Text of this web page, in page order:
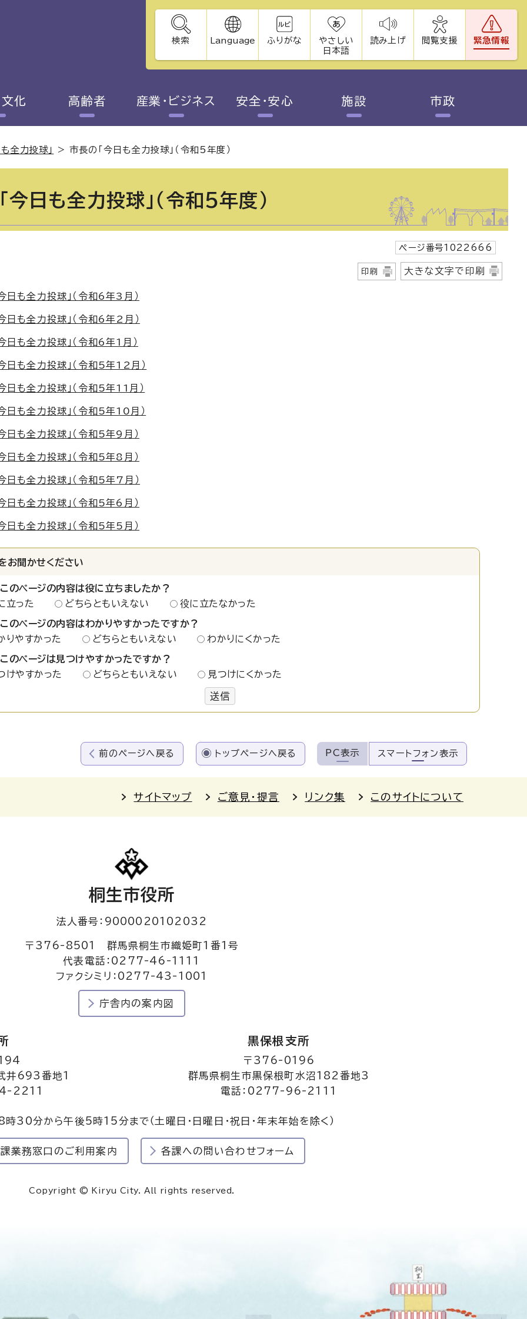
検索 Language ふりがな
やさしい
日本語
読み上げ 閲覧支援 緊急情報
文化 高齢者 産業・ビジネス 安全・安心 施設 市政
全力投球」 >市長の「今日も全力投球」（令和5年度）
今日も全力投球」（令和5年度）
ページ番号1022666
印刷 大きな文字で印刷
日も全力投球」（令和6年3月）
日も全力投球」（令和6年2月）
日も全力投球」（令和6年1月）
日も全力投球」（令和5年12月）
日も全力投球」（令和5年11月）
日も全力投球」（令和5年10月）
日も全力投球」（令和5年9月）
日も全力投球」（令和5年8月）
日も全力投球」（令和5年7月）
日も全力投球」（令和5年6月）
日も全力投球」（令和5年5月）
お聞かせください
このページの内容は役に立ちましたか？
立った
どちらともいえない 役に立たなかった
このページの内容はわかりやすかったですか？
りやすかった
どちらともいえない わかりにくかった
このページは見つけやすかったですか？
けやすかった
どちらともいえない 見つけにくかった
送信
前のページへ戻る トップページへ戻る PC表示 スマートフォン表示
サイトマップ ご意見・提言 リンク集 このサイトについて
桐生市役所
法人番号：9000020102032
〒376-8501 群馬県桐生市織姫町1番1号
代表電話：0277-46-1111
ファクシミリ：0277-43-1001
庁舎内の案内図
井693番地1
2211
黒保根支所
〒376-0196
群馬県桐生市黒保根町水沼182番地3
電話：0277-96-2111
8時30分から午後5時15分まで（土曜日・日曜日・祝日・年末年始を除く）
業務窓口のご利用案内 各課への問い合わせフォーム
Copyright © Kiryu City. All rights reserved.